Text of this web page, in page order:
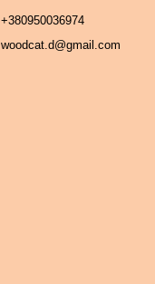
+380950036974
woodcat.d@gmail.com